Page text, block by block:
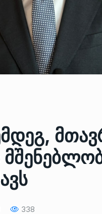
338
შამუგია ბაქოში
სიტყვით…
10/05/2022
თოდრაძე
ეროვნული
რკინიგზის
11/05/2022
ზაქარია
ოპერისა და